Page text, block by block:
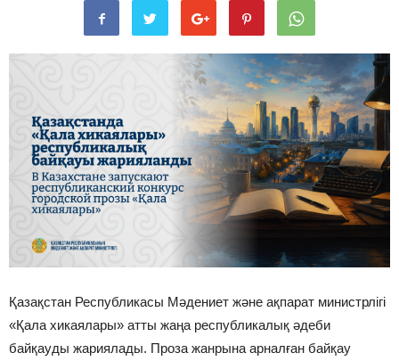
Қазақстан Республикасы Мәдениет және ақпарат министрлігі
«Қала хикаялары» атты жаңа республикалық әдеби
байқауды жариялады. Проза жанрына арналған байқау